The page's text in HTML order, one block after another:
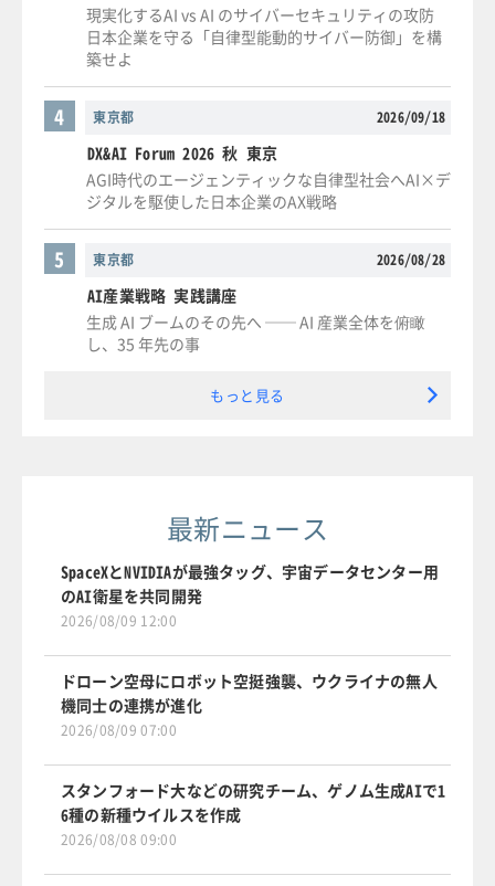
現実化するAI vs AI のサイバーセキュリティの攻防
日本企業を守る「自律型能動的サイバー防御」を構
築せよ
東京都 2026/09/18
4
DX&AI Forum 2026 秋 東京
AGI時代のエージェンティックな自律型社会へAI×デ
ジタルを駆使した日本企業のAX戦略
東京都 2026/08/28
5
AI産業戦略 実践講座
生成 AI ブームのその先へ ── AI 産業全体を俯瞰
し、35 年先の事
もっと見る
最新ニュース
SpaceXとNVIDIAが最強タッグ、宇宙データセンター用
のAI衛星を共同開発
2026/08/09 12:00
ドローン空母にロボット空挺強襲、ウクライナの無人
機同士の連携が進化
2026/08/09 07:00
スタンフォード大などの研究チーム、ゲノム生成AIで1
6種の新種ウイルスを作成
2026/08/08 09:00